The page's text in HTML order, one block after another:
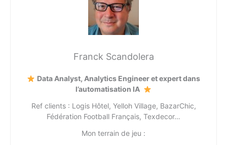
Franck Scandolera
Data Analyst, Analytics Engineer et expert dans
l’automatisation IA
Ref clients : Logis Hôtel, Yelloh Village, BazarChic,
Fédération Football Français, Texdecor…
Mon terrain de jeu :